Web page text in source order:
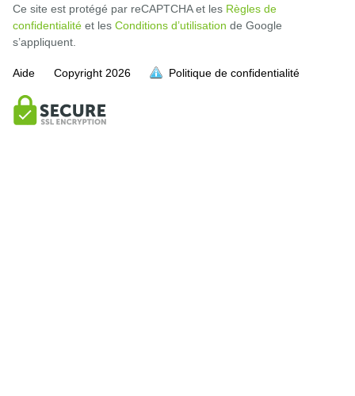
Ce site est protégé par reCAPTCHA et les Règles de
confidentialité et les Conditions d’utilisation de Google
s’appliquent.
Aide Copyright 2026 Politique de confidentialité